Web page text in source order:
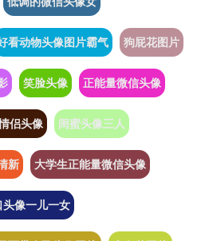
看动物头像图片霸气 狗屁花图片
笑脸头像 正能量微信头像
侣头像 闺蜜头像三人
新 大学生正能量微信头像
像一儿一女